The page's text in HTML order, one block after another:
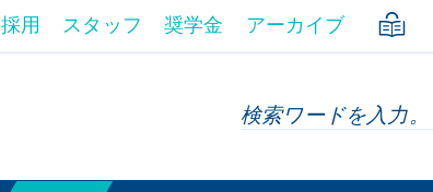
採用 スタッフ 奨学金 アーカイブ